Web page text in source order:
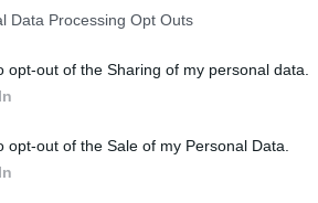
Data Processing Opt Outs
opt-out of the Sharing of my personal data.
opt-out of the Sale of my Personal Data.
μου στον Alpha, ότι
το διακιολόγησα γιατί
αυτοί που θα το έκαναν